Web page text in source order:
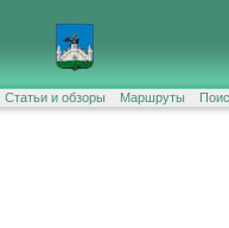
Статьи и обзоры Маршруты